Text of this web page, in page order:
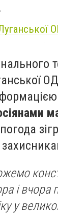
і вчора
у